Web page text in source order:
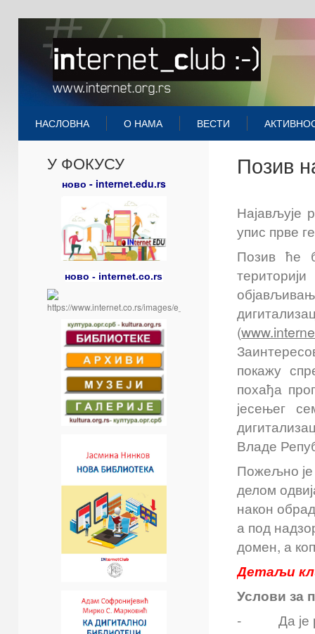
НАСЛОВНА О НАМА ВЕСТИ
У ФОКУСУ
ново - internet.edu.rs
ново - internet.co.rs
Позив
Најављује
упис прве
Позив ће
(
покажу
похађа
јесењег
Владе
Пожељно је
делом
након
а под
домен, а
Детаљи
Услови за
- Да је